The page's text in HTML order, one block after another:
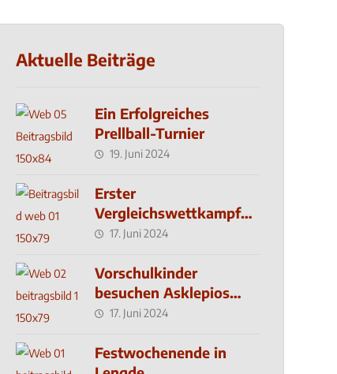
Aktuelle Beiträge
Ein Erfolgreiches
Prellball-Turnier
19. Juni 2024
Erster
Vergleichswettkampf
seit 2019
17. Juni 2024
Vorschulkinder
besuchen Asklepios
Klinik
17. Juni 2024
Festwochenende in